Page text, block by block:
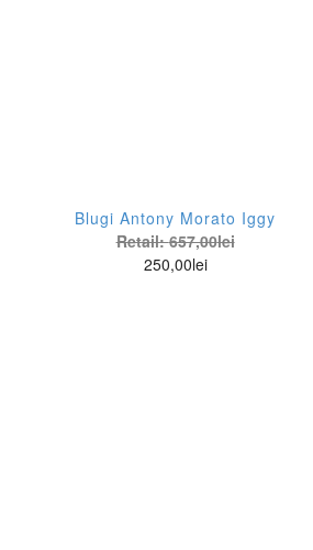
Blugi Antony Morato Iggy
Retail:657,00lei
250,00lei